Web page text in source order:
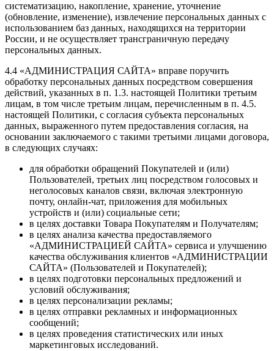
систематизацию, накопление, хранение, уточнение
(обновление, изменение), извлечение персональных данных с
использованием баз данных, находящихся на территории
России, и не осуществляет трансграничную передачу
персональных данных.
4.4 «АДМИНИСТРАЦИЯ САЙТА» вправе поручить
обработку персональных данных посредством совершения
действий, указанных в п. 1.3. настоящей Политики третьим
лицам, в том числе третьим лицам, перечисленным в п. 4.5.
настоящей Политики, с согласия субъекта персональных
данных, выраженного путем предоставления согласия, на
основании заключаемого с такими третьими лицами договора,
в следующих случаях:
для обработки обращений Покупателей и (или)
Пользователей, третьих лиц посредством голосовых и
неголосовых каналов связи, включая электронную
почту, онлайн-чат, приложения для мобильных
устройств и (или) социальные сети;
в целях доставки Товара Покупателям и Получателям;
в целях анализа качества предоставляемого
«АДМИНИСТРАЦИЕЙ САЙТА» сервиса и улучшению
качества обслуживания клиентов «АДМИНИСТРАЦИИ
САЙТА» (Пользователей и Покупателей);
в целях подготовки персональных предложений и
условий обслуживания;
в целях персонализации рекламы;
в целях отправки рекламных и информационных
сообщений;
в целях проведения статистических или иных
маркетинговых исследований.